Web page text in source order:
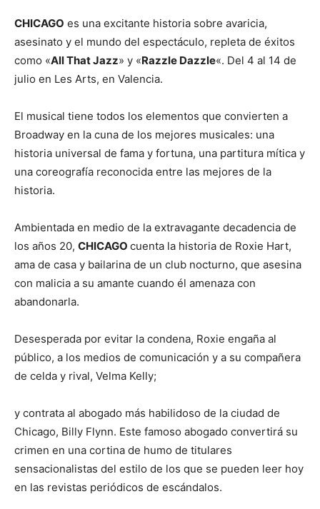
CHICAGO es una excitante historia sobre avaricia,
asesinato y el mundo del espectáculo, repleta de éxitos
como «All That Jazz» y «Razzle Dazzle«. Del 4 al 14 de
julio en Les Arts, en Valencia.
El musical tiene todos los elementos que convierten a
Broadway en la cuna de los mejores musicales: una
historia universal de fama y fortuna, una partitura mítica y
una coreografía reconocida entre las mejores de la
historia.
Ambientada en medio de la extravagante decadencia de
los años 20, CHICAGO cuenta la historia de Roxie Hart,
ama de casa y bailarina de un club nocturno, que asesina
con malicia a su amante cuando él amenaza con
abandonarla.
Desesperada por evitar la condena, Roxie engaña al
público, a los medios de comunicación y a su compañera
de celda y rival, Velma Kelly;
y contrata al abogado más habilidoso de la ciudad de
Chicago, Billy Flynn. Este famoso abogado convertirá su
crimen en una cortina de humo de titulares
sensacionalistas del estilo de los que se pueden leer hoy
en las revistas periódicos de escándalos.